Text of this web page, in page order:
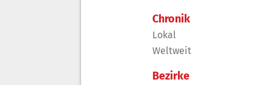
Chronik
Lokal
Weltweit
Bezirke